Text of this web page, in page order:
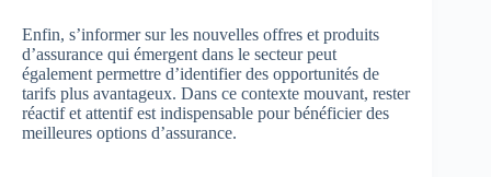
Enfin, s’informer sur les nouvelles offres et produits
d’assurance qui émergent dans le secteur peut
également permettre d’identifier des opportunités de
tarifs plus avantageux. Dans ce contexte mouvant, rester
réactif et attentif est indispensable pour bénéficier des
meilleures options d’assurance.